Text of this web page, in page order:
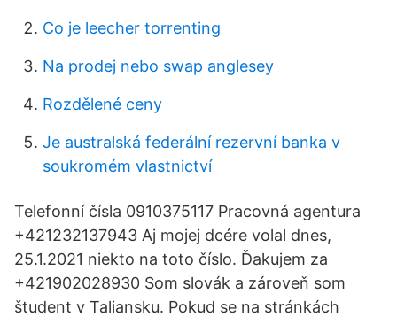
Co je leecher torrenting
Na prodej nebo swap anglesey
Rozdělené ceny
Je australská federální rezervní banka v
soukromém vlastnictví
Telefonní čísla 0910375117 Pracovná agentura
+421232137943 Aj mojej dcére volal dnes,
25.1.2021 niekto na toto číslo. Ďakujem za
+421902028930 Som slovák a zároveň som
študent v Taliansku. Pokud se na stránkách